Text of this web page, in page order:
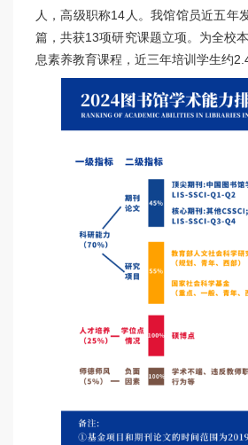
人，高级职称14人。我馆馆员近五年
篇，共获13项研究课题立项。为全校
息素养教育课程，近三年培训学生约